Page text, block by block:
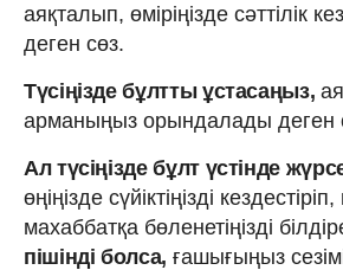
аяқталып, өміріңізде сәттілік
деген сөз.
Түсіңізде бұлтты ұстасаңыз,
арманыңыз орындалады деген
Ал түсіңізде бұлт үстінде
өңіңізде сүйіктіңізді
махаббатқа бөленетіңізді
пішінді болса, ғашығыңыз